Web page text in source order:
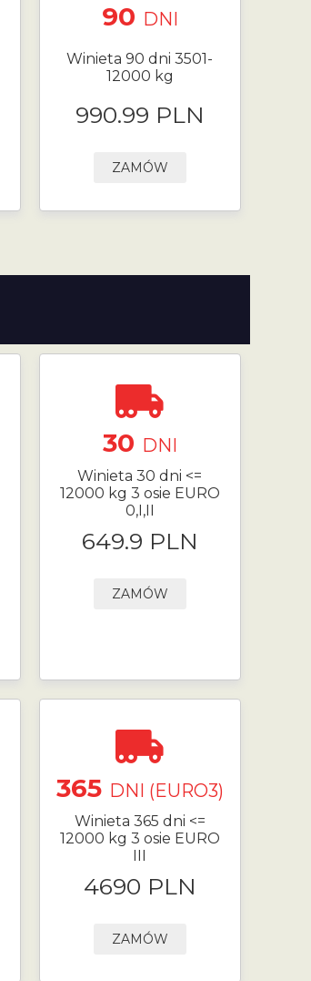
90 DNI
Winieta 90 dni 3501-
12000 kg
990.99 PLN
ZAMÓW
30 DNI
Winieta 30 dni <=
12000 kg 3 osie EURO
0,I,II
649.9 PLN
ZAMÓW
365 DNI (EURO3)
Winieta 365 dni <=
12000 kg 3 osie EURO
4690 PLN
ZAMÓW